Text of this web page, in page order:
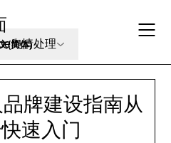
舆情处理
牌建设指南从
速入门